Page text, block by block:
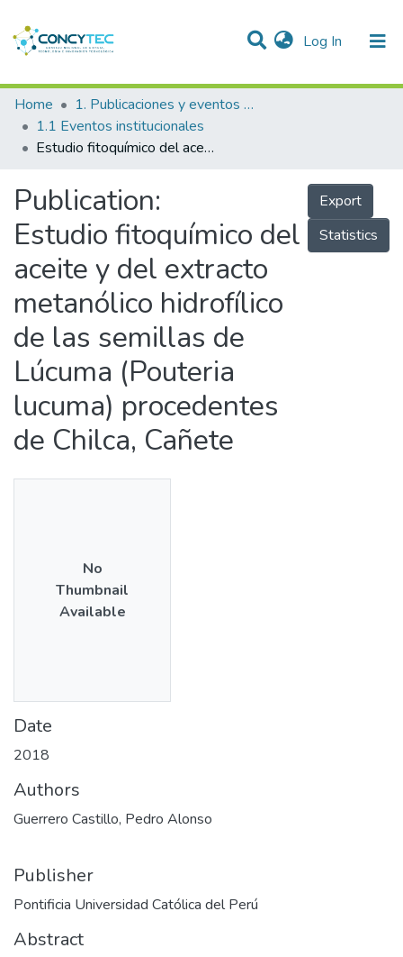
Log In (current)
Communities & Collections
Research Outputs
People
Statistics
Home
1. Publicaciones y eventos institucionales
1.1 Eventos institucionales
Estudio fitoquímico del aceite y del extracto metanólico hidrofílico de las semillas de Lúcuma (Pouteria lucuma) procedentes de Chilca, Cañete
Publication:
Estudio fitoquímico del
aceite y del extracto
metanólico hidrofílico
de las semillas de
Lúcuma (Pouteria
lucuma) procedentes
de Chilca, Cañete
Export
Statistics
No
Thumbnail
Available
Date
2018
Authors
Guerrero Castillo, Pedro Alonso
Publisher
Pontificia Universidad Católica del Perú
Abstract